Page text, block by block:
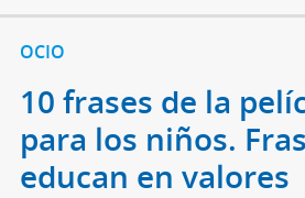
OCIO
10 frases de la
para los niños.
educan en valores